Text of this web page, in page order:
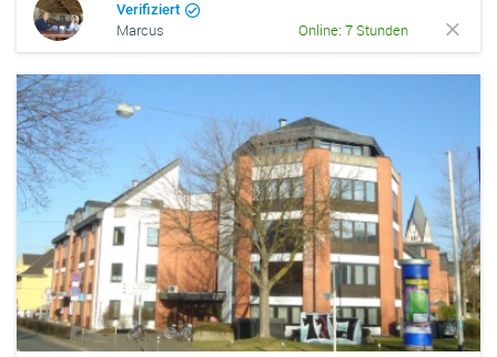
Verifiziert
Marcus Online: 7 Stunden